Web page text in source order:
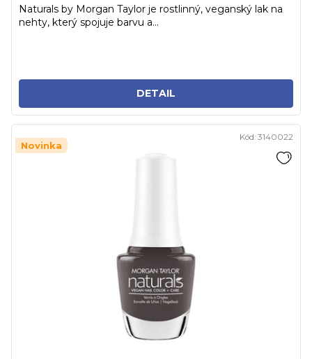
DETAIL
Naturals by Morgan Taylor je rostlinný, veganský lak na
nehty, který spojuje barvu a...
Novinka
Kód: 3140022